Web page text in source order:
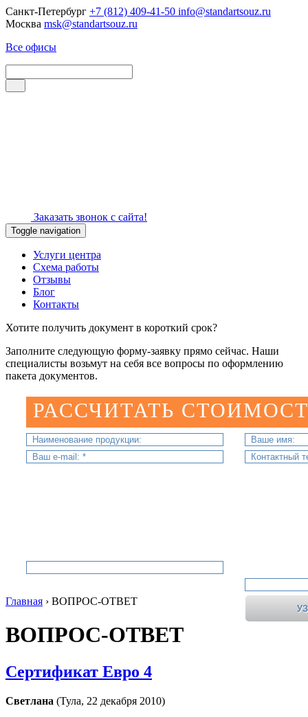
Санкт-Петербург +7 (812) 409-41-50 info@standartsouz.ru
Москва msk@standartsouz.ru
Все офисы
Заказать звонок с сайта!
Toggle navigation
Услуги центра
Схема работы
Отзывы
Блог
Контакты
Хотите получить документ в короткий срок?
Заполните следующую форму-заявку прямо сейчас. Наши
специалисты возьмут на себя все вопросы по оформлению
пакета документов.
РАССЧИТАТЬ
Главная › ВОПРОС-ОТВЕТ
ВОПРОС-ОТВЕТ
Сертификат Евро 4
Светлана (Тула, 22 декабря 2010)